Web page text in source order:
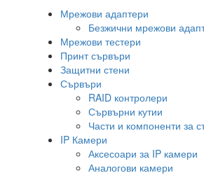
Мрежови адаптери
Безжични мрежови
Мрежови тестери
Принт сървъри
Защитни стени
Сървъри
RAID контролери
Сървърни кутии
Части и компоненти за
IP Камери
Аксесоари за IP камери
Аналогови камери